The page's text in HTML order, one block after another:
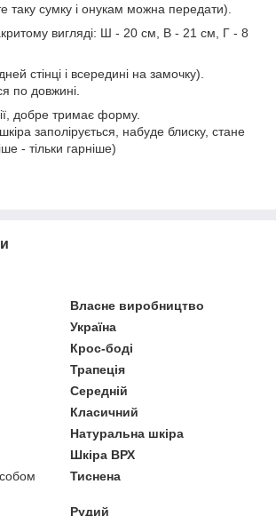
таку сумку і онукам можна передати).
вигляді: Ш - 20 см, В - 21 см, Г - 8
стінці і всередині на замочку).
по довжині.
добре тримає форму.
заполірується, набуде блиску, стане
- тільки гарніше)
Власне виробництво
Україна
Крос-боді
Трапеція
Середній
Класичний
Натуральна шкіра
Шкіра ВРХ
Тиснена
Рудий